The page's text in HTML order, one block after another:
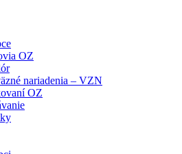
OZ
nariadenia – VZN
OZ